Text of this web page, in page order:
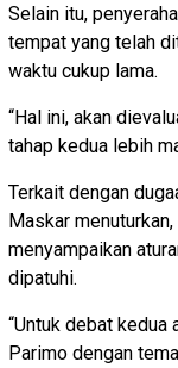
Selain itu,
tempat yang telah
waktu cukup lama.
“Hal ini, akan
tahap kedua lebih
Terkait dengan
Maskar
menyampaikan
dipatuhi.
“Untuk debat kedua
Parimo dengan